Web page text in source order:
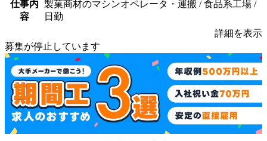
仕事内
容
製菓商材のマシンオペレータ・運搬 / 食品系工場 /
日勤
詳細を表示
募集が停止しています